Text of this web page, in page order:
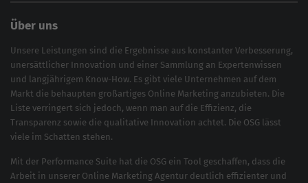
Über uns
Unsere Leistungen sind die Ergebnisse aus konstanter Verbesserung,
unersättlicher Innovation und einer Sammlung an Expertenwissen
und langjährigem Know-How. Es gibt viele Unternehmen auf dem
Markt die behaupten großartiges Online Marketing anzubieten. Die
Liste verringert sich jedoch, wenn man auf die Effizienz, die
Transparenz sowie die qualitative Innovation achtet. Die OSG lässt
viele im Schatten stehen.
Mit der Performance Suite hat die OSG ein Tool geschaffen, dass die
Arbeit in unserer Online Marketing Agentur deutlich effizienter und